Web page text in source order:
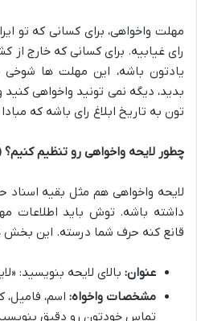
مهلت واخواهی، برای کسانی که تو
رای غیابیه. برای کسانی که خارج از
یادتون باشه، این مهلت ها شوخی
بدید، دیگه نمی تونید واخواهی
تون به تاریخ ابلاغ رای باشه که
چطور لایحه واخواهی رو تنظیم
لایحه واخواهی هم مثل بقیه
داشته باشه. توش باید اطلاعات
قانع کنه حرف شما درسته. این بخش
عنوان: بالای لایحه بنویسید:
مشخصات واخواه: اسم،
تماس خودتون رو دقیق